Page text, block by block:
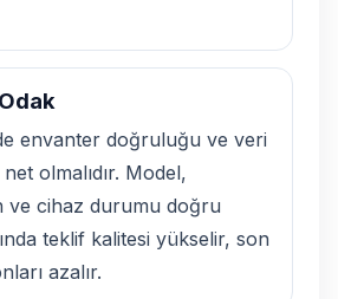
envanter doğruluğu ve veri
net olmalıdır. Model,
ve cihaz durumu doğru
teklif kalitesi yükselir, son
azalır.